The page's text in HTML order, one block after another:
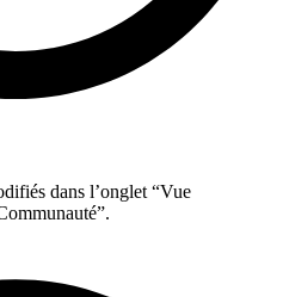
dans l’onglet “Vue